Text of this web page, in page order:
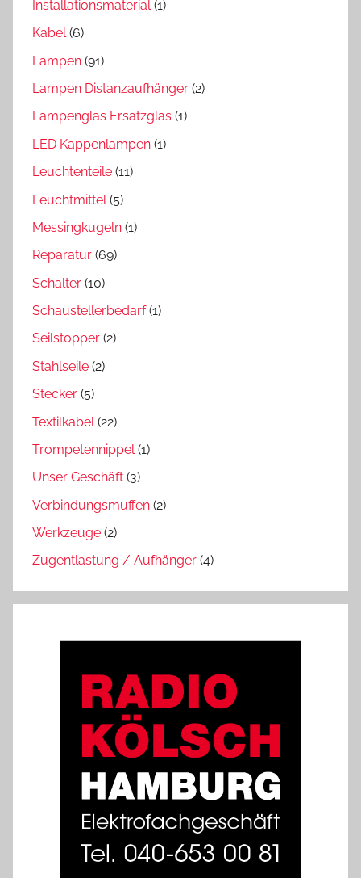
Installationsmaterial(1)
Kabel(6)
Lampen (91)
Lampen Distanzaufhänger (2)
Lampenglas Ersatzglas (1)
LED Kappenlampen (1)
Leuchtenteile (11)
Leuchtmittel (5)
Messingkugeln (1)
Reparatur (69)
Schalter (10)
Schaustellerbedarf(1)
Seilstopper (2)
Stahlseile (2)
Stecker (5)
Textilkabel (22)
Trompetennippel(1)
Unser Geschäft (3)
Verbindungsmuffen (2)
Werkzeuge (2)
Zugentlastung / Aufhänger (4)